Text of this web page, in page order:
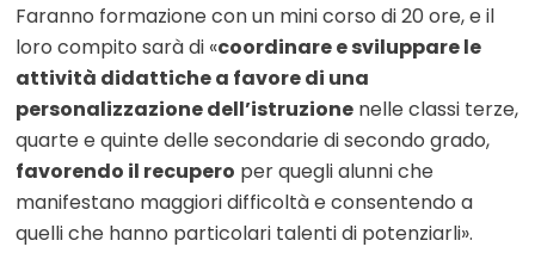
Faranno formazione con un mini corso di 20 ore, e il
loro compito sarà di «coordinare e sviluppare le
attività didattiche a favore di una
personalizzazione dell’istruzione nelle classi terze,
quarte e quinte delle secondarie di secondo grado,
favorendo il recupero per quegli alunni che
manifestano maggiori difficoltà e consentendo a
quelli che hanno particolari talenti di potenziarli».